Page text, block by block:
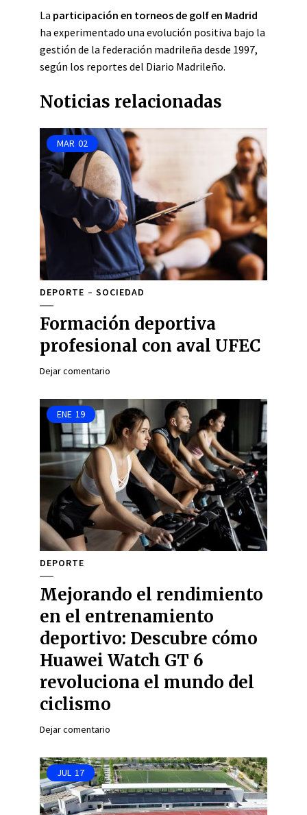
La participación en torneos de golf en Madrid
ha experimentado una evolución positiva bajo la
gestión de la federación madrileña desde 1997,
según los reportes del Diario Madrileño.
Noticias relacionadas
MAR 02
DEPORTE SOCIEDAD
Formación deportiva
profesional con aval UFEC
Dejar comentario
ENE 19
DEPORTE
Mejorando el rendimiento
en el entrenamiento
deportivo: Descubre cómo
Huawei Watch GT 6
revoluciona el mundo del
ciclismo
Dejar comentario
JUL 17